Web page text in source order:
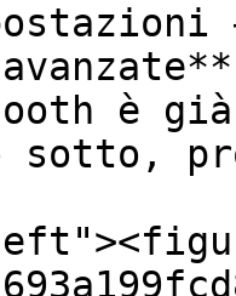
è
sotto,